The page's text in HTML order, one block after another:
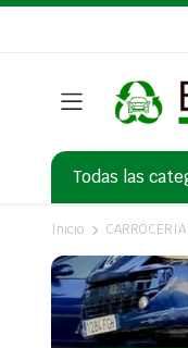
Todas las
Inicio